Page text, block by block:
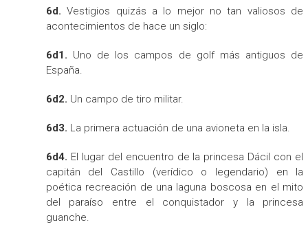
6d.Vestigios quizás a lo mejor no tan valiosos de
acontecimientos de hace un siglo:
6d1. Uno de los campos de golf más antiguos de
España.
6d2. Un campo de tiro militar.
6d3. La primera actuación de una avioneta en la isla.
6d4. El lugar del encuentro de la princesa Dácil con el
capitán del Castillo (verídico o legendario) en la
poética recreación de una laguna boscosa en el mito
del paraíso entre el conquistador y la princesa
guanche.